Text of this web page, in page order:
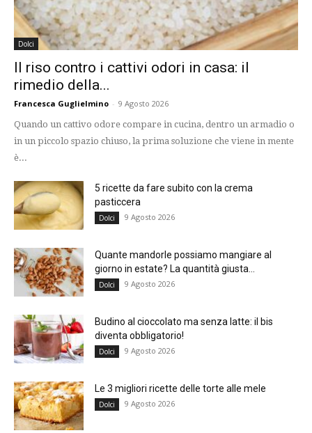
Dolci
Il riso contro i cattivi odori in casa: il
rimedio della...
Francesca Guglielmino - 9 Agosto 2026
Quando un cattivo odore compare in cucina, dentro un armadio o
in un piccolo spazio chiuso, la prima soluzione che viene in mente
è...
5 ricette da fare subito con la crema
pasticcera
Dolci 9 Agosto 2026
Quante mandorle possiamo mangiare al
giorno in estate? La quantità giusta...
Dolci 9 Agosto 2026
Budino al cioccolato ma senza latte: il bis
diventa obbligatorio!
Dolci 9 Agosto 2026
Le 3 migliori ricette delle torte alle mele
Dolci 9 Agosto 2026